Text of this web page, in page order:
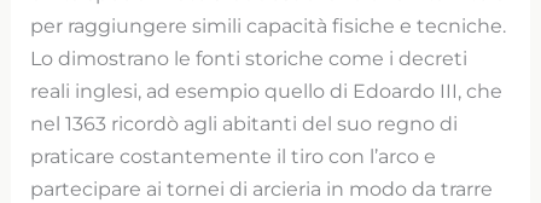
per raggiungere simili capacità fisiche e tecniche.
Lo dimostrano le fonti storiche come i decreti
reali inglesi, ad esempio quello di Edoardo III, che
nel 1363 ricordò agli abitanti del suo regno di
praticare costantemente il tiro con l’arco e
partecipare ai tornei di arcieria in modo da trarre